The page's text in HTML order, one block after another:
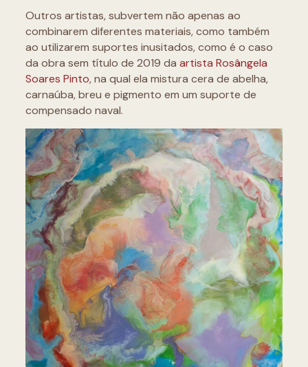
Outros artistas, subvertem não apenas ao
combinarem diferentes materiais, como também
ao utilizarem suportes inusitados, como é o caso
da obra sem título de 2019 da artista Rosângela
Soares Pinto, na qual ela mistura cera de abelha,
carnaúba, breu e pigmento em um suporte de
compensado naval.